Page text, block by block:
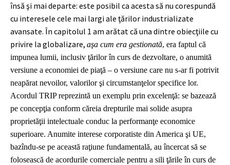
însă şi mai departe: este posibil ca acesta să nu corespundă
cu interesele cele mai largi ale ţărilor industrializate
avansate. În capitolul 1 am arătat că una dintre obiecţiile cu
privire la globalizare, aşa cum era gestionată, era faptul că
impunea lumii, inclusiv ţărilor în curs de dezvoltare, o anumită
versiune a economiei de piaţă – o versiune care nu s-ar fi potrivit
neapărat nevoilor, valorilor şi circumstanţelor specifice lor.
Acordul TRIP reprezintă un exemplu prin excelenţă: se bazează
pe concepţia conform căreia drepturile mai solide asupra
proprietăţii intelectuale conduc la performanţe economice
superioare. Anumite interese corporatiste din America şi UE,
bazîndu-se pe această raţiune fundamentală, au încercat să se
folosească de acordurile comerciale pentru a sili ţările în curs de